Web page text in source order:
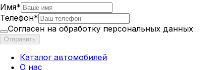
Имя*
Телефон*
Согласен на обработку персональных данных
Отправить
Каталог автомобилей
О нас